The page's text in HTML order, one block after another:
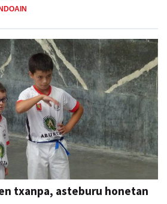
txanpa, asteburu honetan